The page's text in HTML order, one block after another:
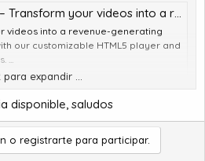
revenue-generating powerhouse with our customizable HTML5 player and smart ad zones | WP-Script
videos into a revenue-generating
our customizable HTML5 player and
...
para expandir ...
disponible, saludos
o registrarte para participar.